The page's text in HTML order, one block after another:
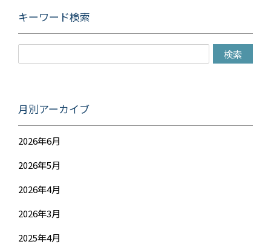
キーワード検索
月別アーカイブ
2026年6月
2026年5月
2026年4月
2026年3月
2025年4月